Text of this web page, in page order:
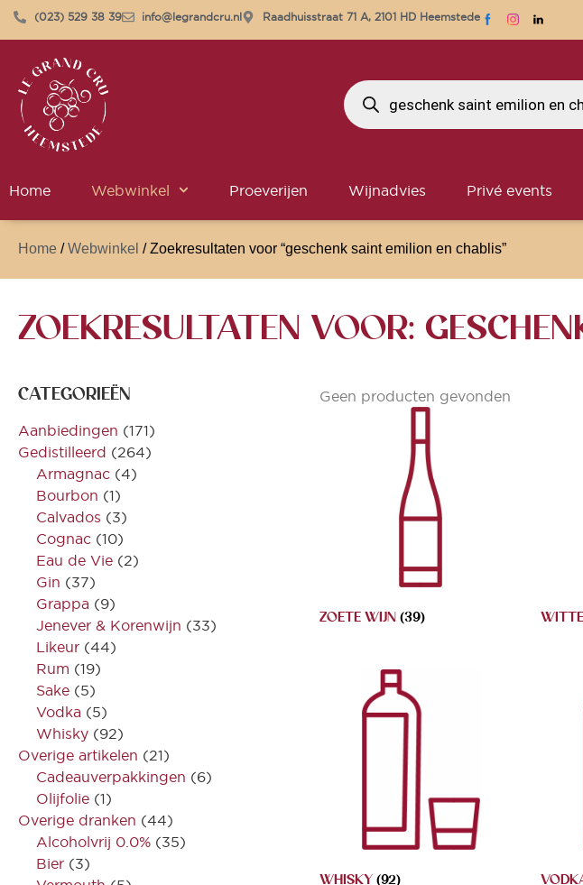
(023) 529 38 39 info@legrandcru.nl Raadhuisstraat 71 A, 2101 HD Heemstede
Home Webwinkel Proeverijen Wijnadvies Privé events
Home /Webwinkel / Zoekresultaten voor “geschenk saint emilion en chablis”
ZOEKRESULTATEN VOOR:
CATEGORIEËN
Aanbiedingen (171)
Gedistilleerd (264)
Armagnac (4)
Bourbon (1)
Calvados (3)
Cognac (10)
Eau de Vie (2)
Gin (37)
Grappa (9)
Jenever & Korenwijn (33)
Likeur (44)
Rum (19)
Sake (5)
Vodka (5)
Whisky (92)
Overige artikelen (21)
Cadeauverpakkingen (6)
Olijfolie (1)
Overige dranken (44)
Alcoholvrij 0.0% (35)
Bier (3)
Geen producten gevonden
ZOETE WIJN (39)
WHISKY (92)